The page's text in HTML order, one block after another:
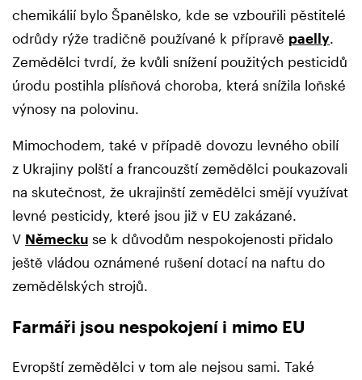
chemikálií bylo Španělsko, kde se vzbouřili pěstitelé
odrůdy rýže tradičně používané k přípravě paelly
Zemědělci tvrdí, že kvůli snížení použitých pesticidů
úrodu postihla plísňová choroba, která snížila loňské
výnosy na polovinu.
Mimochodem, také v případě dovozu levného obilí
z Ukrajiny polští a francouzští zemědělci poukazovali
na skutečnost, že ukrajinští zemědělci smějí využívat
levné pesticidy, které jsou již v EU zakázané.
V Německu se k důvodům nespokojenosti přidalo
ještě vládou oznámené rušení dotací na naftu do
zemědělských strojů.
Farmáři jsou nespokojení i mimo EU
Evropští zemědělci v tom ale nejsou sami. Také